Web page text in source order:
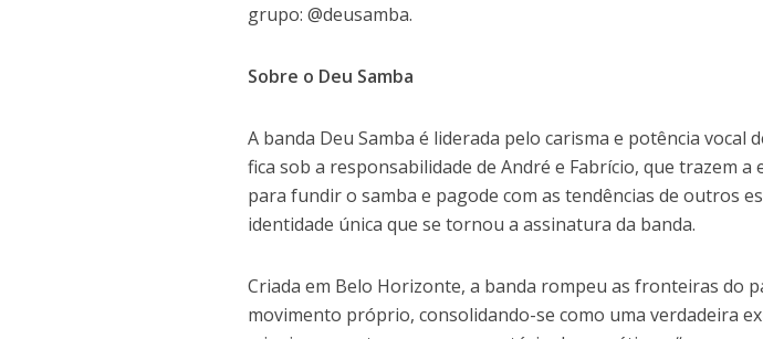
grupo: @deusamba.
Sobre o Deu Samba
A banda Deu Samba é liderada pelo carisma e potência vocal
fica sob a responsabilidade de André e Fabrício, que trazem a
para fundir o samba e pagode com as tendências de outros
identidade única que se tornou a assinatura da banda.
Criada em Belo Horizonte, a banda rompeu as fronteiras do
movimento próprio, consolidando-se como uma verdadeira